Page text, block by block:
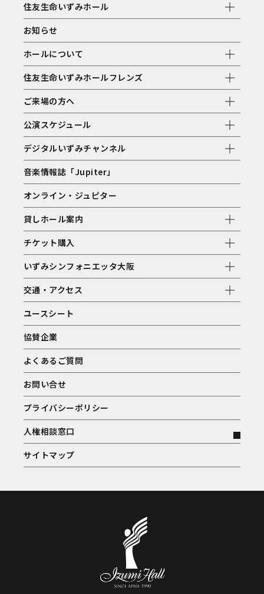
住友生命いずみホール
お知らせ
ホールについて
住友生命いずみホールフレンズ
ご来場の方へ
公演スケジュール
デジタルいずみチャンネル
音楽情報誌「Jupiter」
オンライン・ジュピター
貸しホール案内
チケット購入
いずみシンフォニエッタ大阪
交通・アクセス
ユースシート
協賛企業
よくあるご質問
お問い合せ
プライバシーポリシー
人権相談窓口
サイトマップ